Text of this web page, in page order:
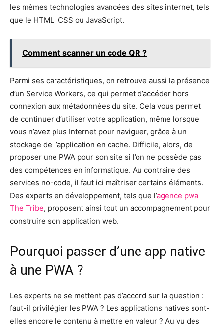
les mêmes technologies avancées des sites internet, tels
que le HTML, CSS ou JavaScript.
Comment scanner un code QR ?
Parmi ses caractéristiques, on retrouve aussi la présence
d’un Service Workers, ce qui permet d’accéder hors
connexion aux métadonnées du site. Cela vous permet
de continuer d’utiliser votre application, même lorsque
vous n’avez plus Internet pour naviguer, grâce à un
stockage de l’application en cache. Difficile, alors, de
proposer une PWA pour son site si l’on ne possède pas
des compétences en informatique. Au contraire des
services no-code, il faut ici maîtriser certains éléments.
Des experts en développement, tels que l’agence pwa
The Tribe, proposent ainsi tout un accompagnement pour
construire son application web.
Pourquoi passer d’une app native
à une PWA ?
Les experts ne se mettent pas d’accord sur la question :
faut-il privilégier les PWA ? Les applications natives sont-
elles encore le contenu à mettre en valeur ? Au vu des